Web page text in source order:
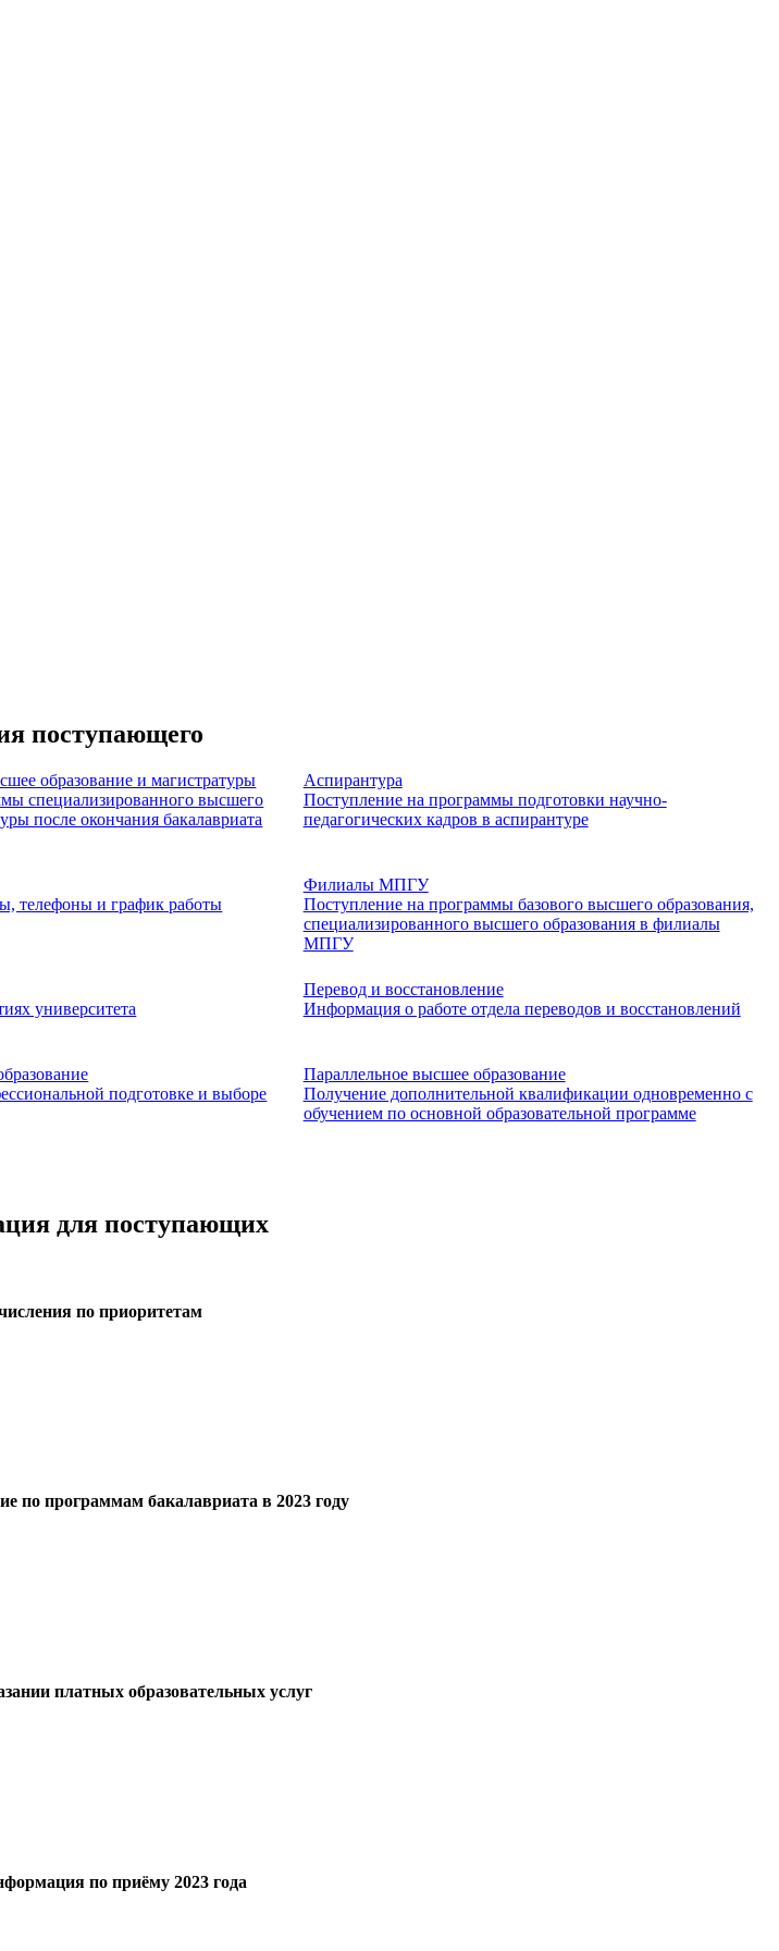
поступающего
образование и магистратуры
специализированного высшего
после окончания бакалавриата
Аспирантура
Поступление на программы подготовки научно-
педагогических кадров в аспирантуре
телефоны и график работы
Филиалы МПГУ
Поступление на программы базового высшего образования,
специализированного высшего образования в филиалы
МПГУ
университета
Перевод и восстановление
Информация о работе отдела переводов и восстановлений
подготовке и выборе
Параллельное высшее образование
Получение дополнительной квалификации одновременно с
обучением по основной образовательной программе
для поступающих
по приоритетам
по программам бакалавриата в 2023 году
платных образовательных услуг
по приёму 2023 года